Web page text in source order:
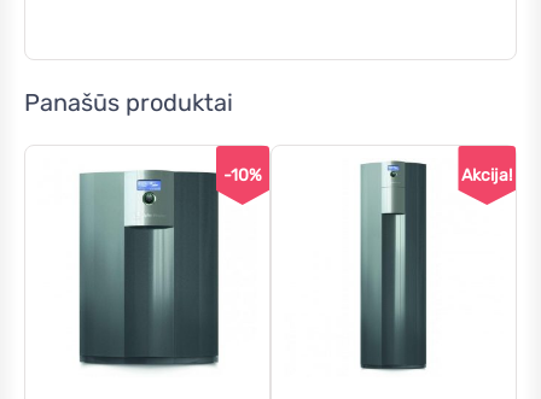
Panašūs produktai
-10% Akcija!